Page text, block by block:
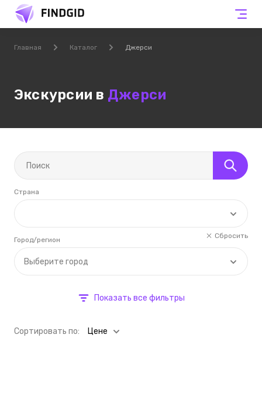
Главная Каталог Джерси
Экскурсии в Джерси
Страна
Сбросить
Выберите город
Город/регион
Показать все фильтры
Cортировать по: Цене